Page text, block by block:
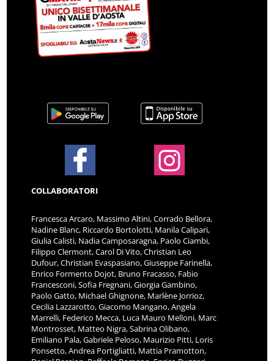
COLLABORATORI
Francesca Arcaro, Massimo Altini, Corrado Bellora,
Nadine Blanc, Riccardo Bortolotti, Manila Calipari,
Giulia Calisti, Nadia Camposaragna, Paolo Ciambi,
Filippo Clermont, Carol Di Vito, Christian Leo
Dufour, Christian Evaspasiano, Giuseppe Farinella,
Enrico Formento Dojot, Bruno Fracasso, Fabio
Francesconi, Sofia Fregnani, Giorgia Gambino,
Paolo Gatto, Michael Ghignone, Marlène Jorrioz,
Cecilia Lazzarotto, Giacomo Mangano, Angela
Marrelli, Federico Mecca, Luca Mauro Melloni, Marc
Montrosset, Matteo Nigra, Sabrina Olibano,
Emiliano Pala, Gabriele Peloso, Maurizio Pitti, Loris
Ponsetto, Andrea Portigliatti, Mattia Pramotton,